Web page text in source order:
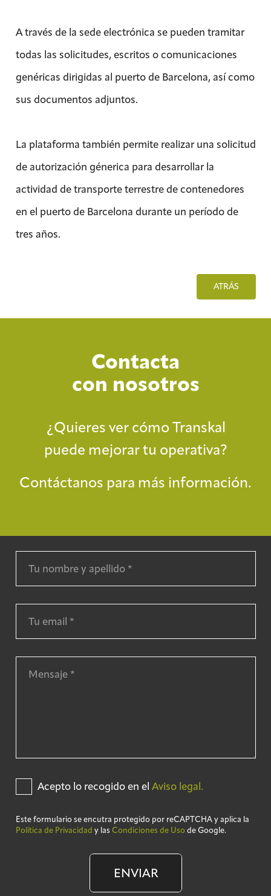
A través de la sede electrónica se pueden tramitar
todas las solicitudes, escritos o comunicaciones
genéricas dirigidas al puerto de Barcelona, así como
sus documentos adjuntos.
La plataforma también permite realizar una solicitud
de autorización génerica para desarrollar la
actividad de transporte terrestre de contenedores
en el puerto de Barcelona durante un período de
tres años.
ATRÁS
Contacta
con nosotros
¿Quieres ver cómo Transkal
puede mejorar tu operativa?
Contáctanos para más información.
Acepto lo recogido en el Aviso legal.
Este formulario se encutra protegido por reCAPTCHA y aplica la
Política de Privacidad y las Condiciones de Uso de Google.
ENVIAR